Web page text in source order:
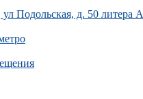
Подольская, д. 50 литера А